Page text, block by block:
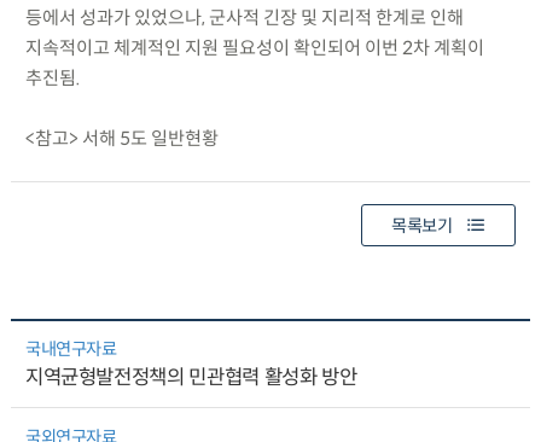
등에서 성과가 있었으나, 군사적 긴장 및 지리적 한계로 인해
지속적이고 체계적인 지원 필요성이 확인되어 이번 2차 계획이
추진됨.
<참고> 서해 5도 일반현황
목록보기
국내연구자료
지역균형발전정책의 민관협력 활성화 방안
국외연구자료